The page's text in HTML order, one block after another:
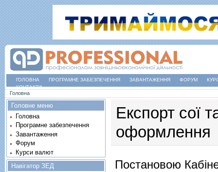
ГОЛОВНА ПРОГРАМНЕ ЗАБЕЗПЕЧЕННЯ ЗАВАНТАЖЕННЯ ФОРУМ
КОНТАКТИ
Ви є тут
Головна
Експорт сої
оформлення
Постановою
Головне меню
Головна
Програмне забезпечення
Завантаження
Форум
Курси валют
Навігатор ЗЕД